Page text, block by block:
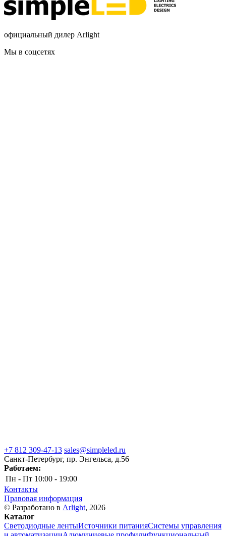
официальный дилер Arlight
Мы в соцсетях
+7 812 309-47-13 sales@simpleled.ru
Санкт-Петербург, пр. Энгельса, д.56
Работаем:
Пн - Пт 10:00 - 19:00
Контакты
Правовая информация
© Разработано в Arlight, 2026
Каталог
Светодиодные лентыИсточники питанияСистемы управления